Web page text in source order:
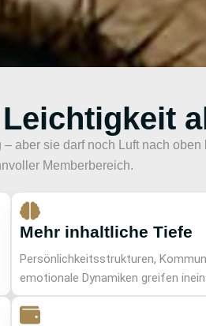
sie darf noch Luft nach
Memberbereich.
Mehr inhaltliche Tiefe
Persönlichkeitsstrukturen,
emotionale Dynamiken greifen